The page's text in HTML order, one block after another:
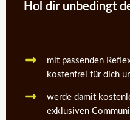
Hol dir unbedingt
mit passenden
kostenfrei für dich
werde damit
exklusiven